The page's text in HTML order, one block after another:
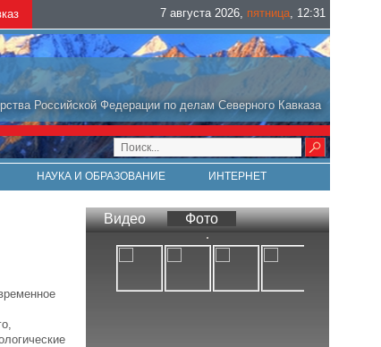
7 августа 2026, пятница, 12:31
Российской Федерации по делам Северного Кавказа
НАУКА И ОБРАЗОВАНИЕ
ИНТЕРНЕТ
Видео Фото